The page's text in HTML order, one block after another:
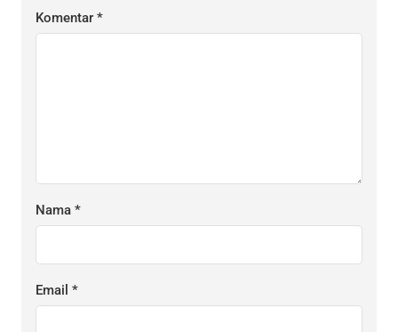
Komentar *
Nama *
Email *